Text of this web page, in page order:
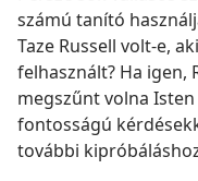
számú tanító
Taze Russell volt-e,
felhasznált? Ha igen,
megszűnt volna
fontosságú
további